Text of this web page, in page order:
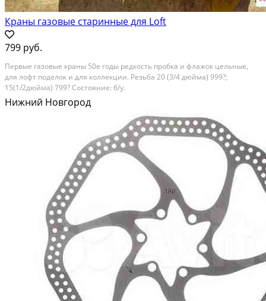
Краны газовые старинные для Loft
799 руб.
Первые газовые краны 50е годы редкость пробка и флажок цельные,
для лофт поделок и для коллекции. Резьба 20 (3/4 дюйма) 999?;
15(1/2дюйма) 799? Состояние: б/у.
Нижний Новгород